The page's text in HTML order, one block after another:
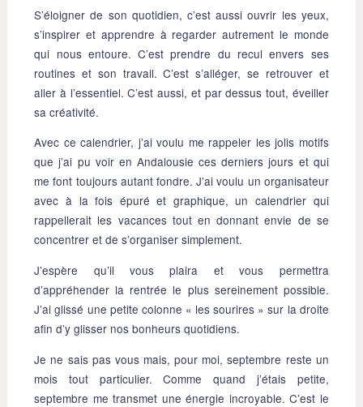
S’éloigner de son quotidien, c’est aussi ouvrir les yeux,
s’inspirer et apprendre à regarder autrement le monde
qui nous entoure. C’est prendre du recul envers ses
routines et son travail. C’est s’alléger, se retrouver et
aller à l’essentiel. C’est aussi, et par dessus tout, éveiller
sa créativité.
Avec ce calendrier, j’ai voulu me rappeler les jolis motifs
que j’ai pu voir en Andalousie ces derniers jours et qui
me font toujours autant fondre. J’ai voulu un organisateur
avec à la fois épuré et graphique, un calendrier qui
rappellerait les vacances tout en donnant envie de se
concentrer et de s’organiser simplement.
J’espère qu’il vous plaira et vous permettra
d’appréhender la rentrée le plus sereinement possible.
J’ai glissé une petite colonne « les sourires » sur la droite
afin d’y glisser nos bonheurs quotidiens.
Je ne sais pas vous mais, pour moi, septembre reste un
mois tout particulier. Comme quand j’étais petite,
septembre me transmet une énergie incroyable. C’est le